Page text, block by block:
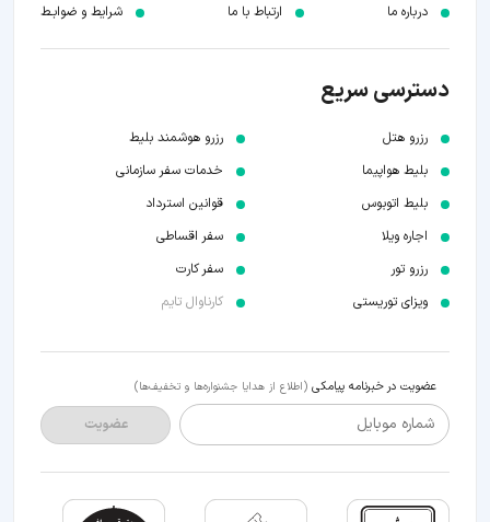
درباره ما ارتباط با ما شرایط و ضوابـط
دسترسی سریع
رزرو هتل
بلیط هواپیما
بلیط اتوبوس
اجاره ویلا
رزرو تور
ویزای توریستی
رزرو هوشمند بلیط
خدمات سفر سازمانی
قوانین استرداد
سفر اقساطی
سفر کارت
کارناوال تایم
عضویت در خبرنامه پیامکی (اطلاع از هدایا جشنواره‌ها و تخفیف‌ها)
شماره موبایل عضویت